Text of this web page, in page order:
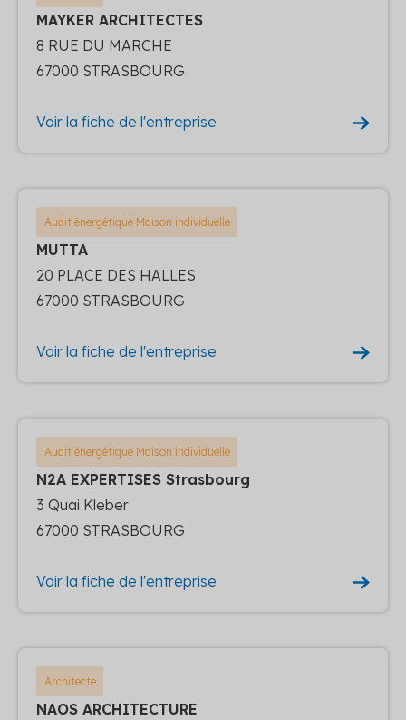
MAYKER ARCHITECTES
8 RUE DU MARCHE
67000 STRASBOURG
Voir la fiche de l'entreprise
Audit énergétique Maison individuelle
MUTTA
20 PLACE DES HALLES
67000 STRASBOURG
Voir la fiche de l'entreprise
Audit énergétique Maison individuelle
N2A EXPERTISES Strasbourg
3 Quai Kleber
67000 STRASBOURG
Voir la fiche de l'entreprise
Architecte
NAOS ARCHITECTURE